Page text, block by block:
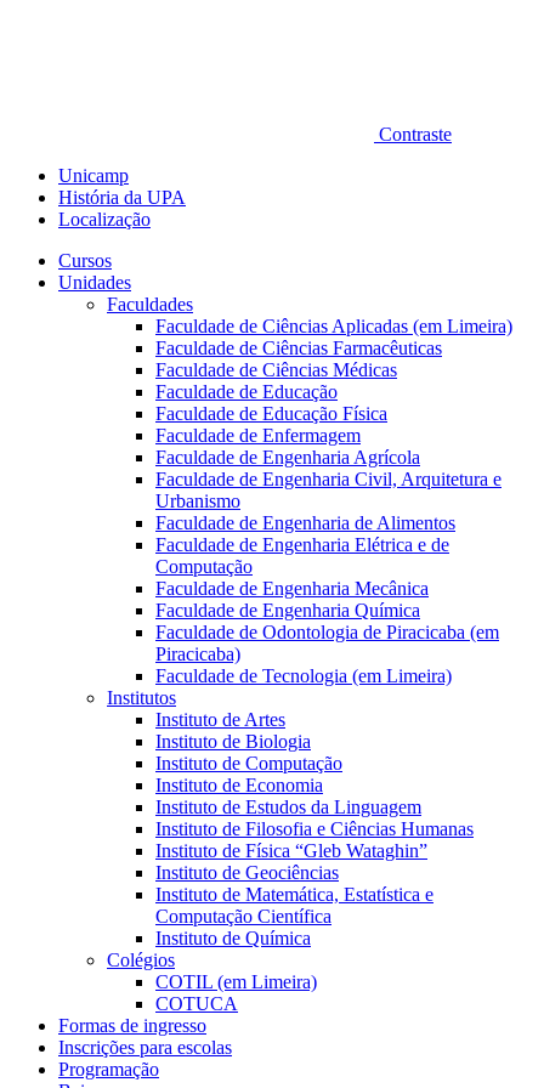
Contraste
Unicamp
História da UPA
Localização
Cursos
Unidades
Faculdades
Faculdade de Ciências Aplicadas (em Limeira)
Faculdade de Ciências Farmacêuticas
Faculdade de Ciências Médicas
Faculdade de Educação
Faculdade de Educação Física
Faculdade de Enfermagem
Faculdade de Engenharia Agrícola
Faculdade de Engenharia Civil, Arquitetura e
Urbanismo
Faculdade de Engenharia de Alimentos
Faculdade de Engenharia Elétrica e de
Computação
Faculdade de Engenharia Mecânica
Faculdade de Engenharia Química
Faculdade de Odontologia de Piracicaba (em
Piracicaba)
Faculdade de Tecnologia (em Limeira)
Institutos
Instituto de Artes
Instituto de Biologia
Instituto de Computação
Instituto de Economia
Instituto de Estudos da Linguagem
Instituto de Filosofia e Ciências Humanas
Instituto de Física “Gleb Wataghin”
Instituto de Geociências
Instituto de Matemática, Estatística e
Computação Científica
Instituto de Química
Colégios
COTIL (em Limeira)
COTUCA
Formas de ingresso
Inscrições para escolas
Programação